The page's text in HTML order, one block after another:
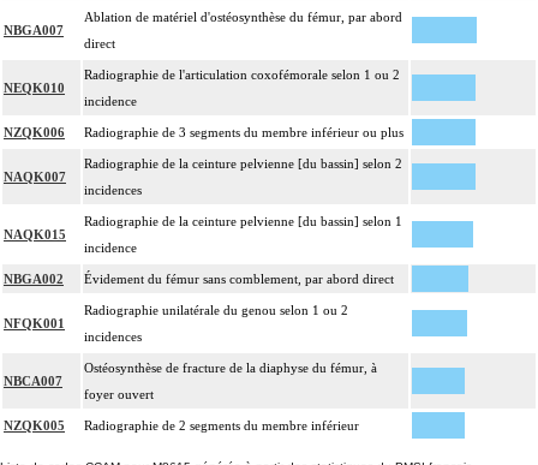
NBGA007
Ablation de matériel d'ostéosynthèse du fémur, par abord
direct
NEQK010
Radiographie de l'articulation coxofémorale selon 1 ou 2
incidence
NZQK006 Radiographie de 3 segments du membre inférieur ou plus
NAQK007
Radiographie de la ceinture pelvienne [du bassin] selon 2
incidences
NAQK015
Radiographie de la ceinture pelvienne [du bassin] selon 1
incidence
NBGA002 Évidement du fémur sans comblement, par abord direct
NFQK001
Radiographie unilatérale du genou selon 1 ou 2
incidences
NBCA007
Ostéosynthèse de fracture de la diaphyse du fémur, à
foyer ouvert
NZQK005 Radiographie de 2 segments du membre inférieur